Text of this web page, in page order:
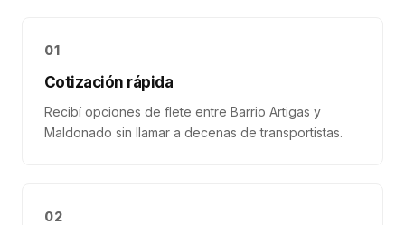
01
Cotización rápida
Recibí opciones de flete entre Barrio Artigas y
Maldonado sin llamar a decenas de transportistas.
02